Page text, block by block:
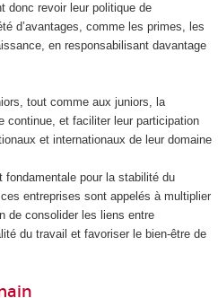
donc revoir leur politique de
d’avantages, comme les primes, les
en responsabilisant davantage
tout comme aux juniors, la
continue, et faciliter leur participation
et internationaux de leur domaine
fondamentale pour la stabilité du
entreprises sont appelés à multiplier
de consolider les liens entre
du travail et favoriser le bien-être de